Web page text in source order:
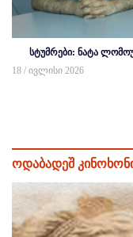
სტუმრები: ნატა
18 / ივლისი 2026
ოდაბადეშ